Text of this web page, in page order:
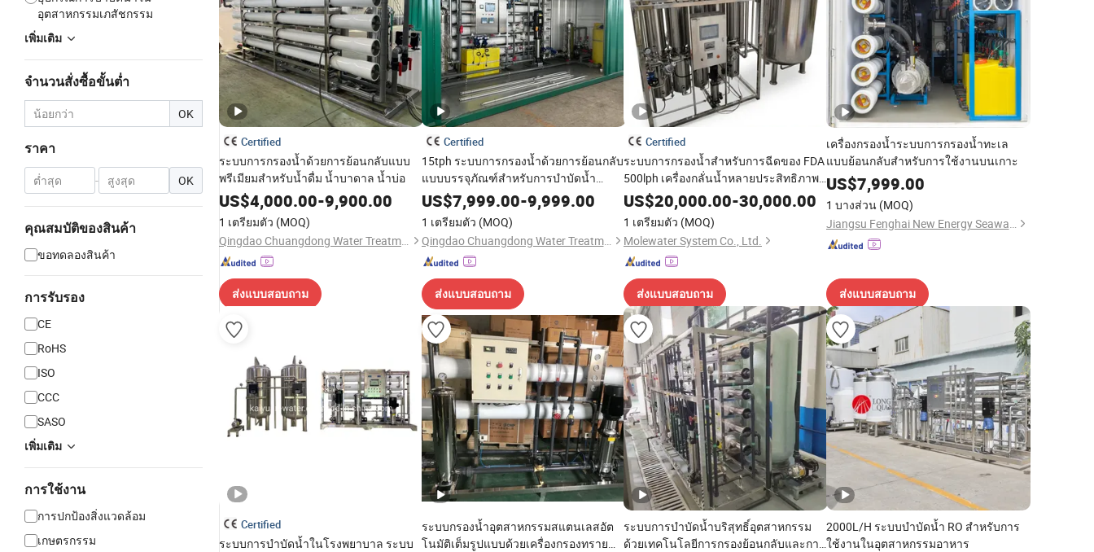
อุตสาหกรรมเภสัชกรรม
เพิ่มเติม
จำนวนสั่งซื้อขั้นต่ำ
OK
ราคา
- OK
คุณสมบัติของสินค้า
ขอทดลองสินค้า
การรับรอง
CE
RoHS
ISO
CCC
SASO
เพิ่มเติม
การใช้งาน
การปกป้องสิ่งแวดล้อม
เกษตรกรรม
Certified
ระบบการกรองน้ำด้วยการย้อนกลับแบบ
พรีเมียมสำหรับน้ำดื่ม น้ำบาดาล น้ำบ่อ
US$4,000.00-9,900.00
1 เตรียมตัว (MOQ)
Qingdao Chuangdong Water Treatment Co., Ltd.
ส่งแบบสอบถาม
Certified
15tph ระบบการกรองน้ำด้วยการย้อนกลับ
แบบบรรจุภัณฑ์สำหรับการบำบัดน้ำ
ประปา/น้ำบ่อ
US$7,999.00-9,999.00
1 เตรียมตัว (MOQ)
Qingdao Chuangdong Water Treatment Co., Ltd.
ส่งแบบสอบถาม
Certified
ระบบการกรองน้ำสำหรับการฉีดของ FDA
500lph เครื่องกลั่นน้ำหลายประสิทธิภาพ
อุปกรณ์การแพทย์ที่กลั่นน้ำ
US$20,000.00-30,000.00
1 เตรียมตัว (MOQ)
Molewater System Co., Ltd.
ส่งแบบสอบถาม
เครื่องกรองน้ำระบบการกรองน้ำทะเล
แบบย้อนกลับสำหรับการใช้งานบนเกาะ
US$7,999.00
1 บางส่วน (MOQ)
Jiangsu Fenghai New Energy Seawater Desalination Development Co., Ltd.
ส่งแบบสอบถาม
Certified
ระบบการบำบัดน้ำในโรงพยาบาล ระบบ
ระบบกรองน้ำอุตสาหกรรมสแตนเลสอัต
โนมัติเต็มรูปแบบด้วยเครื่องกรองทราย
ระบบการบำบัดน้ำบริสุทธิ์อุตสาหกรรม
ด้วยเทคโนโลยีการกรองย้อนกลับและการ
2000L/H ระบบบำบัดน้ำ RO สำหรับการ
ใช้งานในอุตสาหกรรมอาหาร